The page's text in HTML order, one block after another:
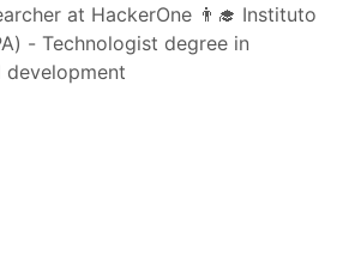
at HackerOne 👨‍🎓 Instituto
- Technologist degree in
development